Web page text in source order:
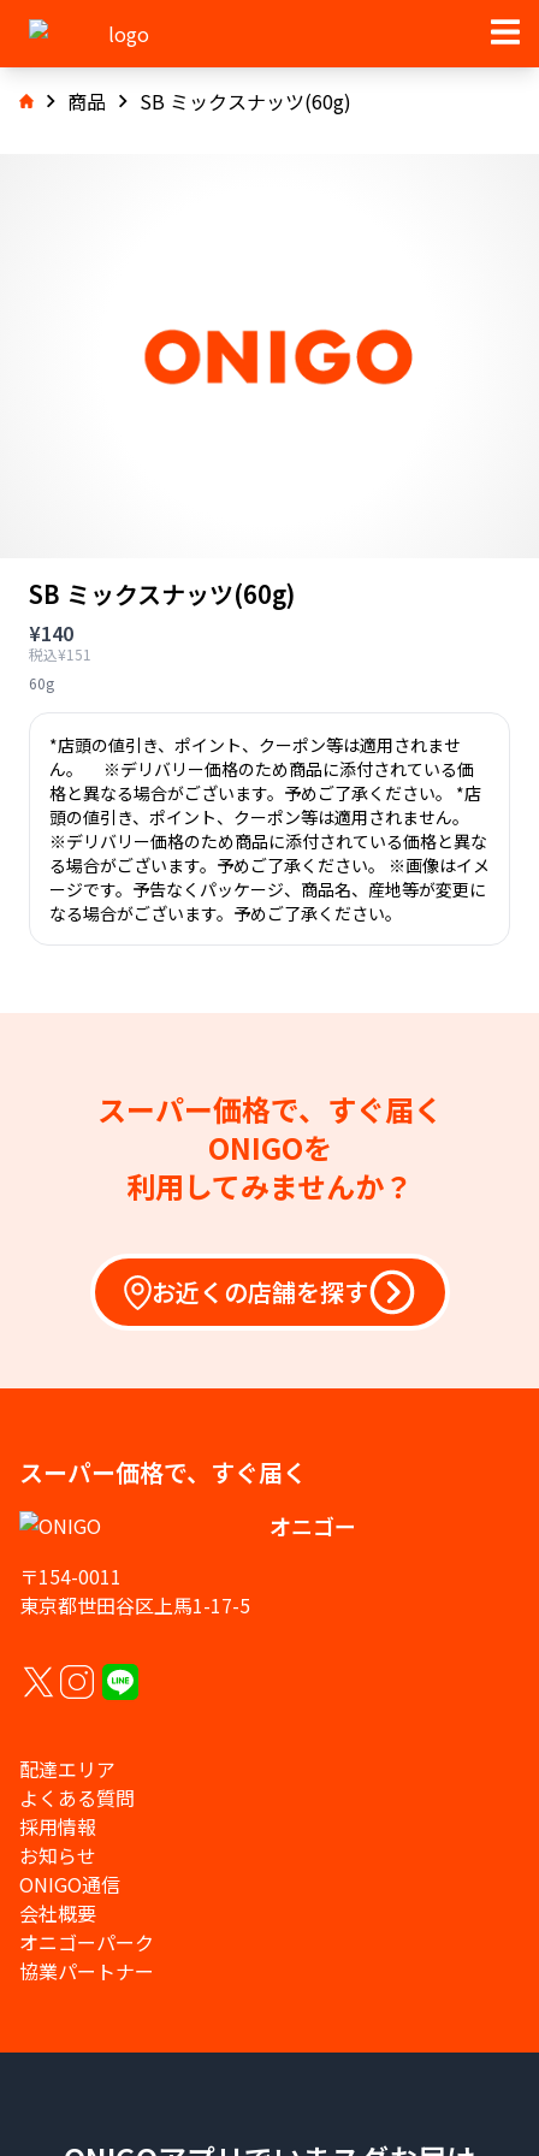
商品 SB ミックスナッツ(60g)
SB ミックスナッツ(60g)
¥140
税込¥151
60g
*店頭の値引き、ポイント、クーポン等は適用されませ
ん。 ※デリバリー価格のため商品に添付されている価
格と異なる場合がございます。予めご了承ください。 *店
頭の値引き、ポイント、クーポン等は適用されません。
※デリバリー価格のため商品に添付されている価格と異な
る場合がございます。予めご了承ください。 ※画像はイメ
ージです。予告なくパッケージ、商品名、産地等が変更に
なる場合がございます。予めご了承ください。
スーパー価格で、すぐ届く
ONIGOを
利用してみませんか？
お近くの店舗を探す
スーパー価格で、すぐ届く
オニゴー
〒154-0011
東京都世田谷区上馬1-17-5
配達エリア
よくある質問
採用情報
お知らせ
ONIGO通信
会社概要
オニゴーパーク
協業パートナー